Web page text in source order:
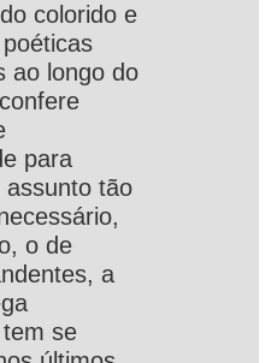
colorido e
ao longo do
para
tão
o de
a
se